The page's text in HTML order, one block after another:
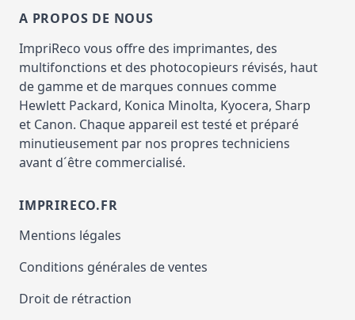
A PROPOS DE NOUS
ImpriReco vous offre des imprimantes, des
multifonctions et des photocopieurs révisés, haut
de gamme et de marques connues comme
Hewlett Packard, Konica Minolta, Kyocera, Sharp
et Canon. Chaque appareil est testé et préparé
minutieusement par nos propres techniciens
avant d´être commercialisé.
IMPRIRECO.FR
Mentions légales
Conditions générales de ventes
Droit de rétraction